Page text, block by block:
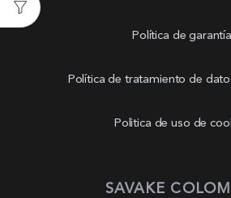
Política de garantía
Política de tratamiento de
Politica de uso de
SAVAKE